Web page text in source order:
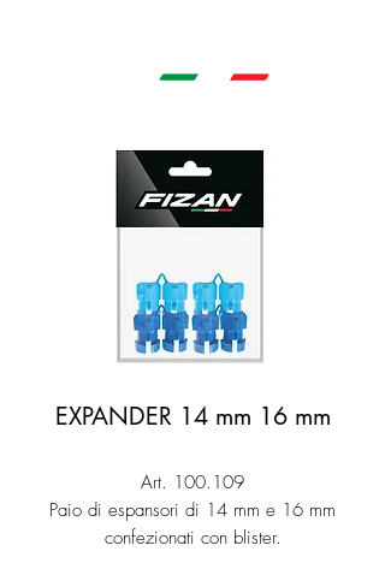
EXPANDER 14 mm 16 mm
Art. 100.109
Paio di espansori di 14 mm e 16 mm
confezionati con blister.